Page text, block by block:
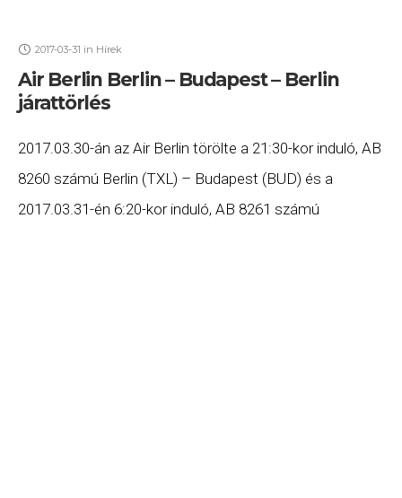
2017-03-31 in Hírek
Air Berlin Berlin – Budapest – Berlin
járattörlés
2017.03.30-án az Air Berlin törölte a 21:30-kor induló, AB
8260 számú Berlin (TXL) – Budapest (BUD) és a
2017.03.31-én 6:20-kor induló, AB 8261 számú